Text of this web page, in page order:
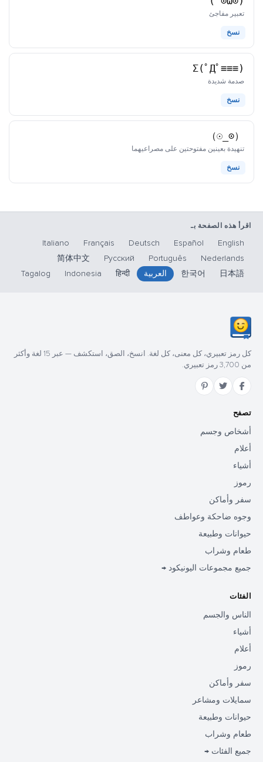
تعبير مفاجئكاوموجي
نسخ
Σ(ﾟДﾟ≡≡≡)
صدمة شديدة
نسخ
（⊙_☉）
تنهيدة بعينين مفتوحتين على مصراعيهما
نسخ
اقرأ هذه الصفحة بـ
English
Español
Deutsch
Français
Italiano
Nederlands
Português
Русский
简体中文
日本語
한국어 العربية हिन्दी
Indonesia
Tagalog
كل رمز تعبيري، كل معنى، كل لغة. انسخ، الصق، استكشف — عبر 15 لغة وأكثر
من 3,700 رمز تعبيري.
تصفح
أشخاص وجسم
أعلام
أشياء
رموز
سفر وأماكن
وجوه ضاحكة وعواطف
حيوانات وطبيعة
طعام وشراب
جميع مجموعات اليونيكود →
الفئات
الناس والجسم
أشياء
أعلام
رموز
سفر وأماكن
سمايلات ومشاعر
حيوانات وطبيعة
طعام وشراب
جميع الفئات →